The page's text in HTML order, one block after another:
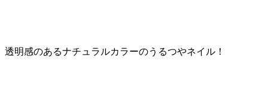
透明感のあるナチュラルカラーのうるつやネイル！